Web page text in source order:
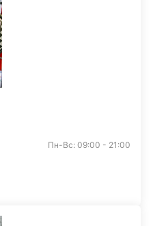
Пн-Вс: 09:00 - 21:00